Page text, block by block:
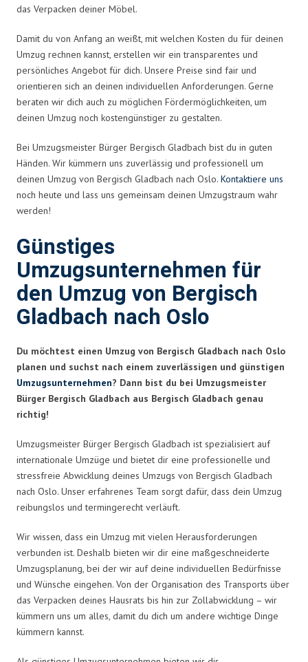
das Verpacken deiner Möbel.
Damit du von Anfang an weißt, mit welchen Kosten du für deinen
Umzug rechnen kannst, erstellen wir ein transparentes und
persönliches Angebot für dich. Unsere Preise sind fair und
orientieren sich an deinen individuellen Anforderungen. Gerne
beraten wir dich auch zu möglichen Fördermöglichkeiten, um
deinen Umzug noch kostengünstiger zu gestalten.
Bei Umzugsmeister Bürger Bergisch Gladbach bist du in guten
Händen. Wir kümmern uns zuverlässig und professionell um
deinen Umzug von Bergisch Gladbach nach Oslo. Kontaktiere uns
noch heute und lass uns gemeinsam deinen Umzugstraum wahr
werden!
Günstiges
Umzugsunternehmen für
den Umzug von Bergisch
Gladbach nach Oslo
Du möchtest einen Umzug von Bergisch Gladbach nach Oslo
planen und suchst nach einem zuverlässigen und günstigen
Umzugsunternehmen? Dann bist du bei Umzugsmeister
Bürger Bergisch Gladbach aus Bergisch Gladbach genau
richtig!
Umzugsmeister Bürger Bergisch Gladbach ist spezialisiert auf
internationale Umzüge und bietet dir eine professionelle und
stressfreie Abwicklung deines Umzugs von Bergisch Gladbach
nach Oslo. Unser erfahrenes Team sorgt dafür, dass dein Umzug
reibungslos und termingerecht verläuft.
Wir wissen, dass ein Umzug mit vielen Herausforderungen
verbunden ist. Deshalb bieten wir dir eine maßgeschneiderte
Umzugsplanung, bei der wir auf deine individuellen Bedürfnisse
und Wünsche eingehen. Von der Organisation des Transports über
das Verpacken deines Hausrats bis hin zur Zollabwicklung – wir
kümmern uns um alles, damit du dich um andere wichtige Dinge
kümmern kannst.